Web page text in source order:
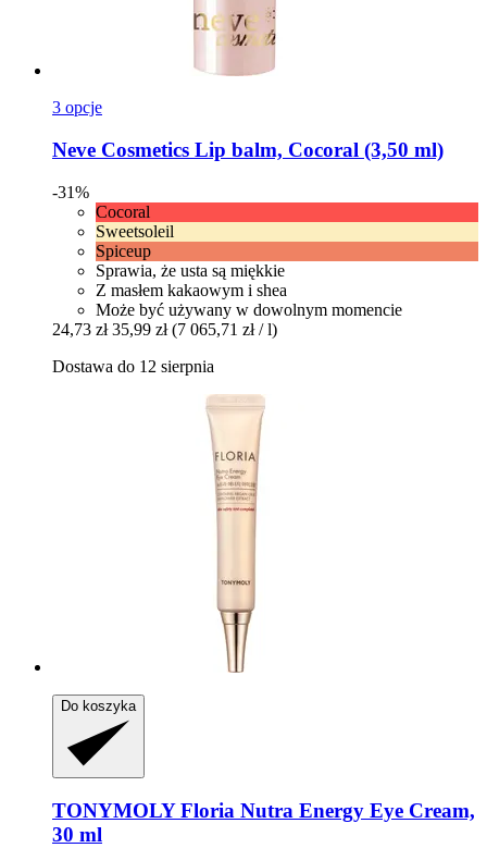
3 opcje
Neve Cosmetics Lip balm, Cocoral (3,50 ml)
-31%
Cocoral
Sweetsoleil
Spiceup
Sprawia, że usta są miękkie
Z masłem kakaowym i shea
Może być używany w dowolnym momencie
24,73 zł 35,99 zł (7 065,71 zł / l)
Dostawa do 12 sierpnia
Do koszyka
TONYMOLYFloria Nutra Energy Eye Cream,
30 ml